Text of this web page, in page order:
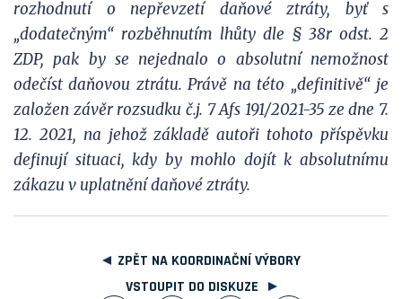
rozhodnutí o nepřevzetí daňové ztráty, byť s
„dodatečným“ rozběhnutím lhůty dle § 38r odst. 2
ZDP, pak by se nejednalo o absolutní nemožnost
odečíst daňovou ztrátu. Právě na této „definitivě“ je
založen závěr rozsudku č.j. 7 Afs 191/2021-35 ze dne 7.
12. 2021, na jehož základě autoři tohoto příspěvku
definují situaci, kdy by mohlo dojít k absolutnímu
zákazu v uplatnění daňové ztráty.
ZPĚT NA KOORDINAČNÍ VÝBORY
VSTOUPIT DO DISKUZE